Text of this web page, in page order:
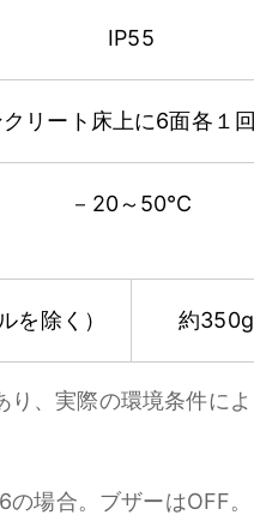
IP55
リート床上に6面各１回
－20～50℃
を除く） 約350g
、実際の環境条件によ
場合。ブザーはOFF。